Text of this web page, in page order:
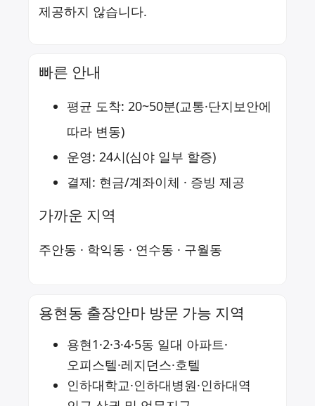
제공하지 않습니다.
빠른 안내
평균 도착: 20~50분(교통·단지보안에
따라 변동)
운영: 24시(심야 일부 할증)
결제: 현금/계좌이체 · 증빙 제공
가까운 지역
주안동 · 학익동 · 연수동 · 구월동
용현동 출장안마 방문 가능 지역
용현1·2·3·4·5동 일대 아파트·
오피스텔·레지던스·호텔
인하대학교·인하대병원·인하대역